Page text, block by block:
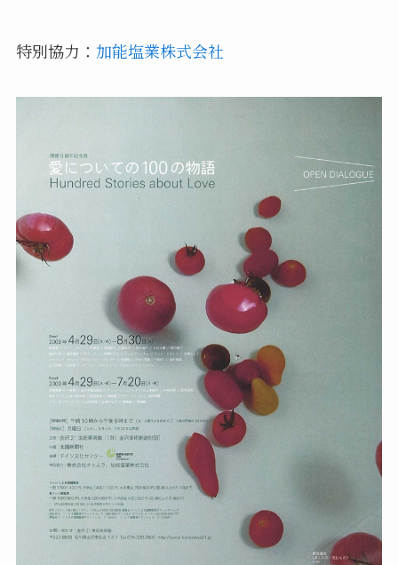
特別協力： 加能塩業株式会社